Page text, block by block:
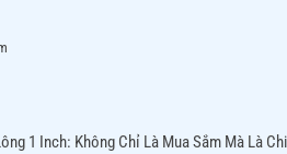
1 Inch: Không Chỉ Là Mua Sắm Mà Là